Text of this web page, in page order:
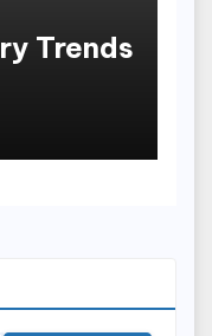
Trends